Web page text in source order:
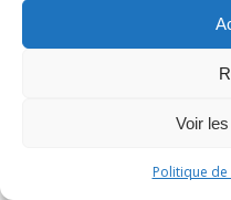
Voir
Politique